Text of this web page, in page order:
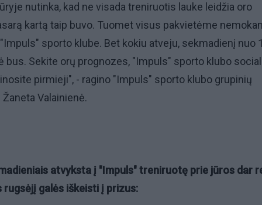
nutinka, kad ne visada treniruotis lauke leidžia oro
kartą taip buvo. Tuomet visus pakvietėme
sporto klube. Bet kokiu atveju, sekmadienį nuo
bus. Sekite orų prognozes, "Impuls" sporto klubo
pirmieji", - ragino "Impuls" sporto klubo grupinių
Valainienė.
atvyksta į "Impuls" treniruotę prie jūros dar
rugsėjį galės iškeisti į prizus: